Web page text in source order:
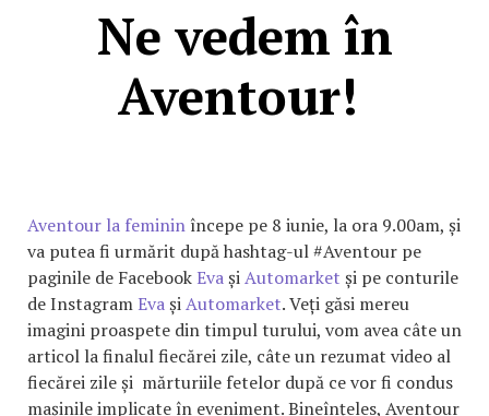
Ne vedem în
Aventour!
Aventour la feminin începe pe 8 iunie, la ora 9.00am, și
va putea fi urmărit după hashtag-ul #Aventour pe
paginile de FacebookEvașiAutomarket și pe conturile
de InstagramEvașiAutomarket. Veți găsi mereu
imagini proaspete din timpul turului, vom avea câte un
articol la finalul fiecărei zile, câte un rezumat video al
fiecărei zile și mărturiile fetelor după ce vor fi condus
mașinile implicate în eveniment. Bineînțeles, Aventour